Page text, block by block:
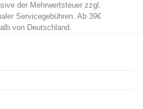
der Mehrwertsteuer zzgl.
Servicegebühren. Ab 39€
von Deutschland.